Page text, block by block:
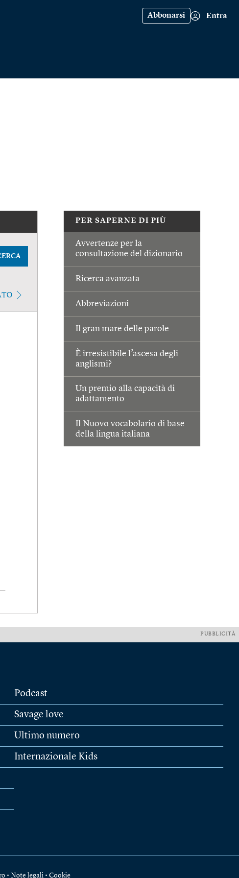
Abbonarsi Entra
PER SAPERNE DI PIÙ
Avvertenze per la
consultazione del dizionario
Ricerca avanzata
Abbreviazioni
Il gran mare delle parole
È irresistibile l’ascesa degli
anglismi?
Un premio alla capacità di
adattamento
Il Nuovo vocabolario di base
della lingua italiana
PUBBLICITÀ
Podcast
Savage love
Ultimo numero
Internazionale Kids
• Note legali • Cookie